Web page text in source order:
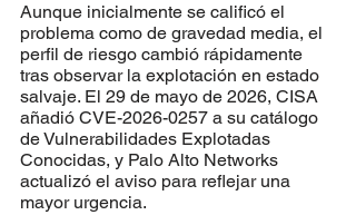
Aunque inicialmente se calificó el
problema como de gravedad media, el
perfil de riesgo cambió rápidamente
tras observar la explotación en estado
salvaje. El 29 de mayo de 2026, CISA
añadió CVE-2026-0257 a su catálogo
de Vulnerabilidades Explotadas
Conocidas, y Palo Alto Networks
actualizó el aviso para reflejar una
mayor urgencia.